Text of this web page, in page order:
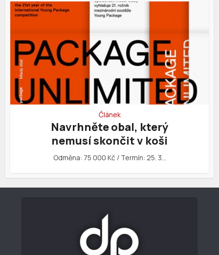
Článek
Navrhněte obal, který
nemusí skončit v koši
Odměna: 75 000 Kč / Termín: 25. 3…